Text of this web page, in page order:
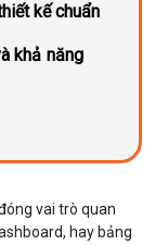
kế chuẩn
khả năng
vai trò quan
hay bảng